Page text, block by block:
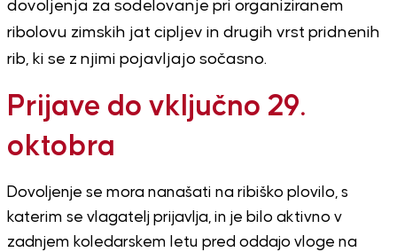
dovoljenja za sodelovanje pri organiziranem
ribolovu zimskih jat cipljev in drugih vrst pridnenih
rib, ki se z njimi pojavljajo sočasno.
Prijave do vključno 29.
oktobra
Dovoljenje se mora nanašati na ribiško plovilo, s
katerim se vlagatelj prijavlja, in je bilo aktivno v
zadnjem koledarskem letu pred oddajo vloge na